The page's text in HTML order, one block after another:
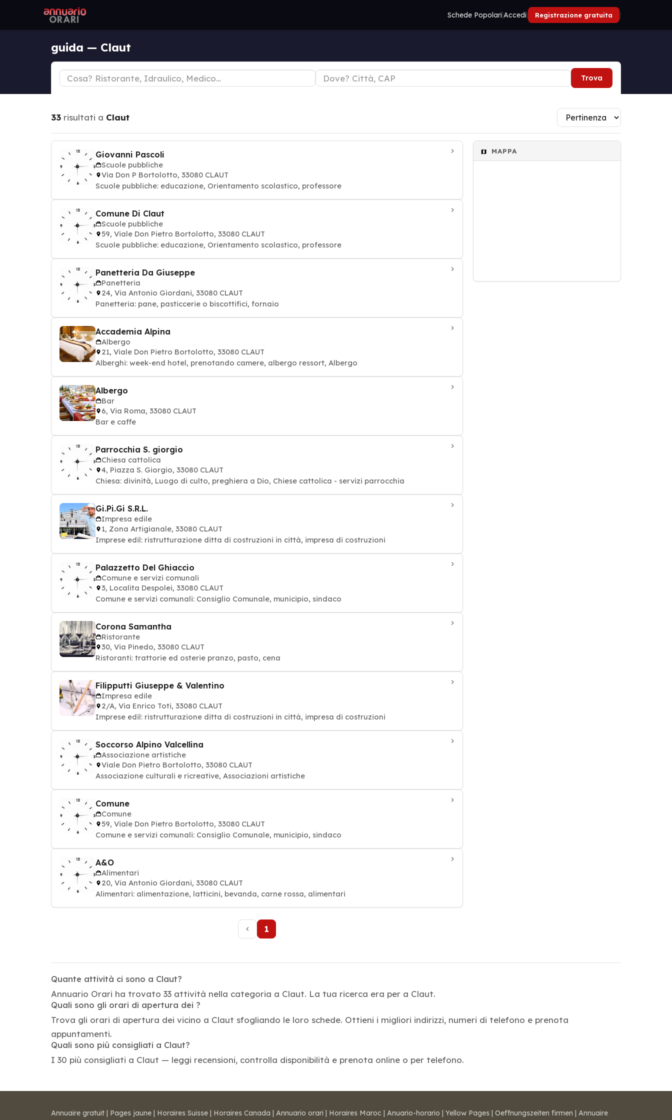
Schede Popolari|Accedi| Registrazione gratuita |
guida — Claut
Trova
33 risultati a Claut
Giovanni Pascoli
Scuole pubbliche
Via Don P Bortolotto, 33080 CLAUT
Scuole pubbliche: educazione, Orientamento scolastico, professore
Comune Di Claut
Scuole pubbliche
59, Viale Don Pietro Bortolotto, 33080 CLAUT
Scuole pubbliche: educazione, Orientamento scolastico, professore
Panetteria Da Giuseppe
Panetteria
24, Via Antonio Giordani, 33080 CLAUT
Panetteria: pane, pasticcerie o biscottifici, fornaio
Accademia Alpina
Albergo
21, Viale Don Pietro Bortolotto, 33080 CLAUT
Alberghi: week-end hotel, prenotando camere, albergo ressort, Albergo
Albergo
Bar
6, Via Roma, 33080 CLAUT
Bar e caffe
Parrocchia S. giorgio
Chiesa cattolica
4, Piazza S. Giorgio, 33080 CLAUT
Chiesa: divinità, Luogo di culto, preghiera a Dio, Chiese cattolica - servizi parrocchia
Gi.Pi.Gi S.R.L.
Impresa edile
1, Zona Artigianale, 33080 CLAUT
Imprese edil: ristrutturazione ditta di costruzioni in città, impresa di costruzioni
Palazzetto Del Ghiaccio
Comune e servizi comunali
3, Localita Despolei, 33080 CLAUT
Comune e servizi comunali: Consiglio Comunale, municipio, sindaco
Corona Samantha
Ristorante
30, Via Pinedo, 33080 CLAUT
Ristoranti: trattorie ed osterie pranzo, pasto, cena
Filipputti Giuseppe & Valentino
Impresa edile
2/A, Via Enrico Toti, 33080 CLAUT
Imprese edil: ristrutturazione ditta di costruzioni in città, impresa di costruzioni
Soccorso Alpino Valcellina
Associazione artistiche
Viale Don Pietro Bortolotto, 33080 CLAUT
Associazione culturali e ricreative, Associazioni artistiche
Comune
Comune
59, Viale Don Pietro Bortolotto, 33080 CLAUT
Comune e servizi comunali: Consiglio Comunale, municipio, sindaco
A&O
Alimentari
20, Via Antonio Giordani, 33080 CLAUT
Alimentari: alimentazione, latticini, bevanda, carne rossa, alimentari
1
MAPPA
Quante attività ci sono a Claut?
Annuario Orari ha trovato 33 attività nella categoria a Claut. La tua ricerca era per a Claut.
Quali sono gli orari di apertura dei ?
Trova gli orari di apertura dei vicino a Claut sfogliando le loro schede. Ottieni i migliori indirizzi, numeri di telefono e prenota
appuntamenti.
Quali sono più consigliati a Claut?
I 30 più consigliati a Claut — leggi recensioni, controlla disponibilità e prenota online o per telefono.
Annuaire gratuit | Pages jaune | Horaires Suisse | Horaires Canada | Annuario orari | Horaires Maroc | Anuario-horario | Yellow Pages | Oeffnungszeiten firmen | Annuaire